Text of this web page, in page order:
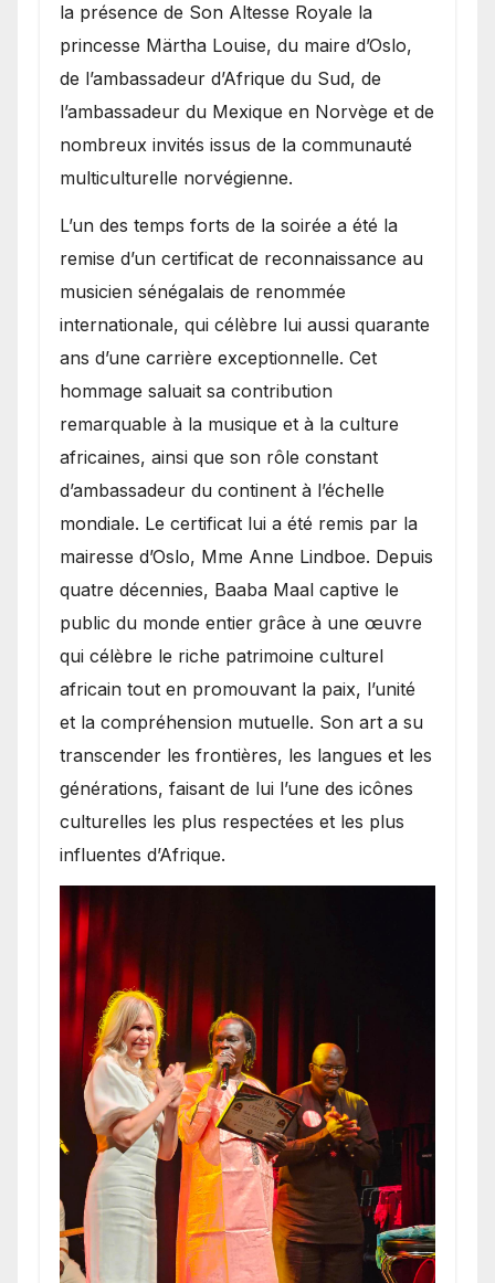
la présence de Son Altesse Royale la
princesse Märtha Louise, du maire d’Oslo,
de l’ambassadeur d’Afrique du Sud, de
l’ambassadeur du Mexique en Norvège et de
nombreux invités issus de la communauté
multiculturelle norvégienne.
​L’un des temps forts de la soirée a été la
remise d’un certificat de reconnaissance au
musicien sénégalais de renommée
internationale, qui célèbre lui aussi quarante
ans d’une carrière exceptionnelle. Cet
hommage saluait sa contribution
remarquable à la musique et à la culture
africaines, ainsi que son rôle constant
d’ambassadeur du continent à l’échelle
mondiale. Le certificat lui a été remis par la
mairesse d’Oslo, Mme Anne Lindboe. Depuis
quatre décennies, Baaba Maal captive le
public du monde entier grâce à une œuvre
qui célèbre le riche patrimoine culturel
africain tout en promouvant la paix, l’unité
et la compréhension mutuelle. Son art a su
transcender les frontières, les langues et les
générations, faisant de lui l’une des icônes
culturelles les plus respectées et les plus
influentes d’Afrique.